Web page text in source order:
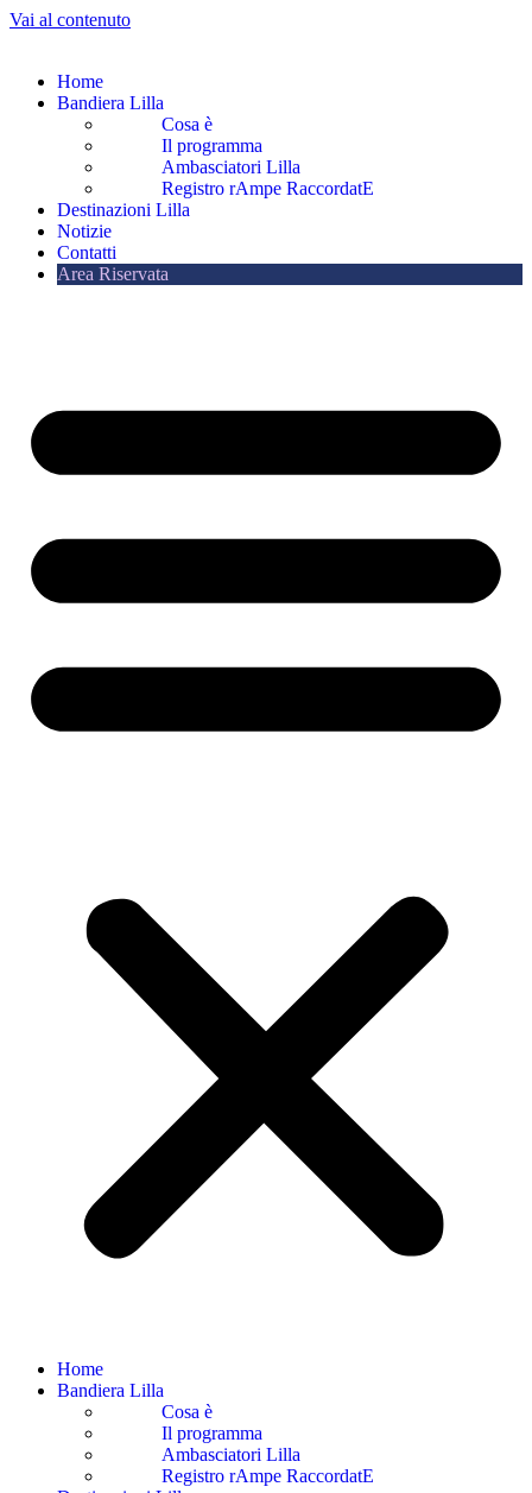
Vai al contenuto
Home
Bandiera Lilla
Cosa è
Il programma
Ambasciatori Lilla
Registro rAmpe RaccordatE
Destinazioni Lilla
Notizie
Contatti
Area Riservata
Home
Bandiera Lilla
Cosa è
Il programma
Ambasciatori Lilla
Registro rAmpe RaccordatE